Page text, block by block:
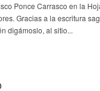
Ponce Carrasco en la
Gracias a la escritura
digámoslo, al sitio...